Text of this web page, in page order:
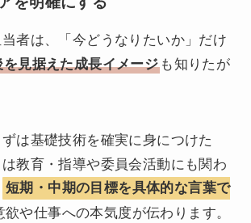
者は、「今どうなりたいか」だけ
を見据えた成長イメージ も知りたが
は基礎技術を確実に身につけた
教育・指導や委員会活動にも関わ
短期・中期の目標を具体的な言葉で
欲や仕事への本気度が伝わります。